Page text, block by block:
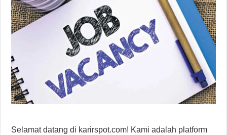
Selamat datang di karirspot.com! Kami adalah platform